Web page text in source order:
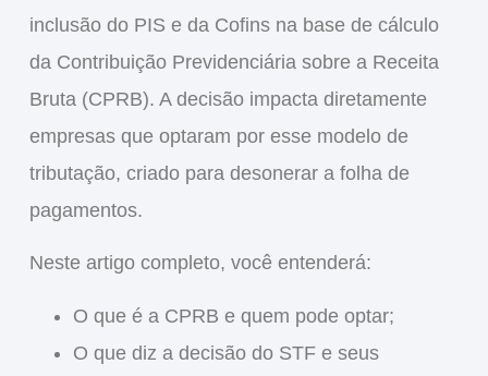
inclusão do PIS e da Cofins na base de cálculo
da Contribuição Previdenciária sobre a Receita
Bruta (CPRB). A decisão impacta diretamente
empresas que optaram por esse modelo de
tributação, criado para desonerar a folha de
pagamentos.
Neste artigo completo, você entenderá:
O que é a CPRB e quem pode optar;
O que diz a decisão do STFe seus